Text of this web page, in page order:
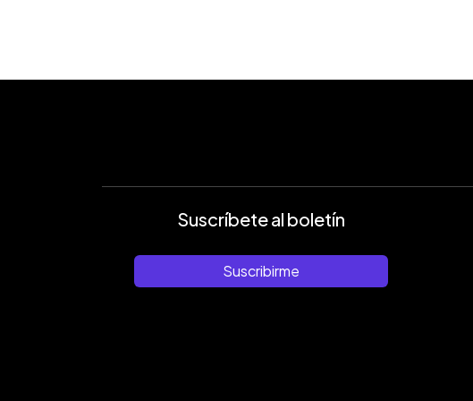
Suscríbete al boletín
Suscribirme